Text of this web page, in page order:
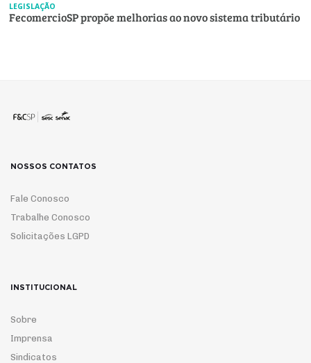
LEGISLAÇÃO
FecomercioSP propõe melhorias ao novo sistema tributário
NOSSOS CONTATOS
Fale Conosco
Trabalhe Conosco
Solicitações LGPD
INSTITUCIONAL
Sobre
Imprensa
Sindicatos